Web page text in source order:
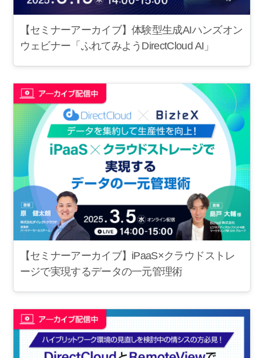
【セミナーアーカイブ】体験型生成AIハンズオン
ウェビナー「ふれてみようDirectCloud AI」
【セミナーアーカイブ】iPaaS×クラウドストレ
ージで実現するデータの一元管理術